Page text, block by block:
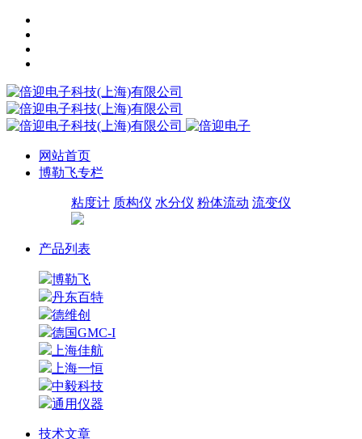
网站首页
博勒飞专栏
粘度计 质构仪 水分仪 粉体流动 流变仪
产品列表
博勒飞
丹东百特
德维创
德国GMC-I
上海佳航
上海一恒
中毅科技
通用仪器
技术文章